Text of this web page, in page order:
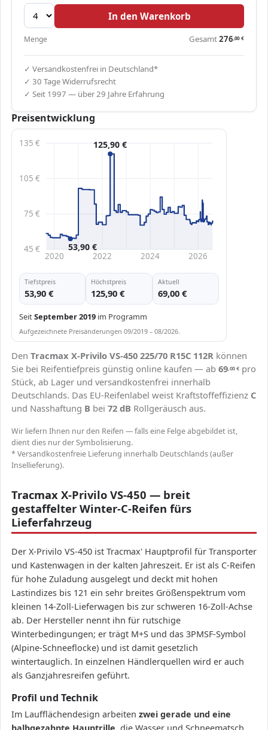
In den Warenkorb
Menge Gesamt276,00€
✓ Versandkostenfrei in Deutschland*
✓ 30 Tage Widerrufsrecht
✓ Seit 1997 — über 29 Jahre Erfahrung
Preisentwicklung
45 €
75 €
105 €
135 €
2020 2022 2024 2026
125,90 €
53,90 €
Tiefstpreis
53,90 €
Höchstpreis
125,90 €
Aktuell
69,00 €
SeitSeptember 2019 im Programm
Aufgezeichnete Preisänderungen 09/2019 – 08/2026.
Den Tracmax X-Privilo VS-450 225/70 R15C 112R können
Sie bei Reifentiefpreis günstig online kaufen — ab 69,00€ pro
Stück, ab Lager und versandkostenfrei innerhalb
Deutschlands. Das EU-Reifenlabel weist Kraftstoffeffizienz C
und Nasshaftung B bei 72 dB Rollgeräusch aus.
Wir liefern Ihnen nur den Reifen — falls eine Felge abgebildet ist,
dient dies nur der Symbolisierung.
* Versandkostenfreie Lieferung innerhalb Deutschlands (außer
Insellieferung).
Tracmax X-Privilo VS-450 — breit
gestaffelter Winter-C-Reifen fürs
Lieferfahrzeug
Der X-Privilo VS-450 ist Tracmax' Hauptprofil für Transporter
und Kastenwagen in der kalten Jahreszeit. Er ist als C-Reifen
für hohe Zuladung ausgelegt und deckt mit hohen
Lastindizes bis 121 ein sehr breites Größenspektrum vom
kleinen 14-Zoll-Lieferwagen bis zur schweren 16-Zoll-Achse
ab. Der Hersteller nennt ihn für rutschige
Winterbedingungen; er trägt M+S und das 3PMSF-Symbol
(Alpine-Schneeflocke) und ist damit gesetzlich
wintertauglich. In einzelnen Händlerquellen wird er auch
als Ganzjahresreifen geführt.
Profil und Technik
Im Laufflächendesign arbeiten zwei gerade und eine